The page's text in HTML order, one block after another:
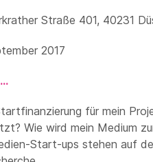
Straße 401, 40231
2017
für mein
Wie wird mein Medium
Start-ups stehen auf